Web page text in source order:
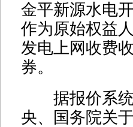
金平新源水电
作为原始权益
发电上网收费
券。
据报价系统
央、国务院关